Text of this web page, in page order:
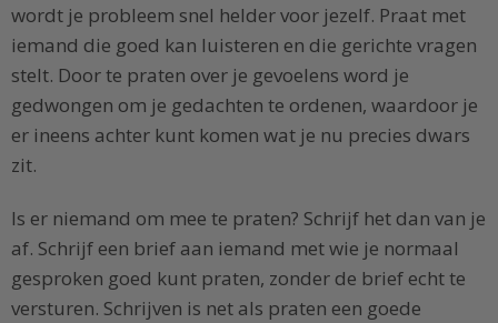
wordt je probleem snel helder voor jezelf. Praat met
iemand die goed kan luisteren en die gerichte vragen
stelt. Door te praten over je gevoelens word je
gedwongen om je gedachten te ordenen, waardoor je
er ineens achter kunt komen wat je nu precies dwars
zit.
Is er niemand om mee te praten? Schrijf het dan van je
af. Schrijf een brief aan iemand met wie je normaal
gesproken goed kunt praten, zonder de brief echt te
versturen. Schrijven is net als praten een goede